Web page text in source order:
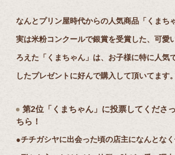
なんとプリン屋時代からの人気商品「くまち
実は米粉コンクールで銀賞を受賞した、可愛
ろえた「くまちゃん」は、お子様に特に人気
したプレゼントに好んで購入して頂いてます。
第2位「くまちゃん」に投票してくださ
ちら！
●チチガシヤに出会った頃の店主になんとなく